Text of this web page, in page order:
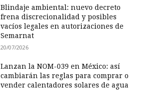
Blindaje ambiental: nuevo decreto
frena discrecionalidad y posibles
vacíos legales en autorizaciones de
Semarnat
20/07/2026
Lanzan la NOM-039 en México: así
cambiarán las reglas para comprar o
vender calentadores solares de agua